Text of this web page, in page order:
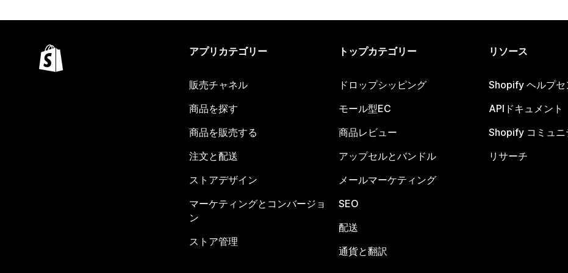
アプリカテゴリー
販売チャネル
商品を探す
商品を販売する
注文と配送
ストアデザイン
マーケティングとコンバージョ
ン
ストア管理
トップカテゴリー
ドロップシッピング
モール型EC
商品レビュー
アップセルとバンドル
メールマーケティング
SEO
配送
通貨と翻訳
リソース
Shopify ヘルプセ
APIドキュメント
Shopify コミュニ
リサーチ